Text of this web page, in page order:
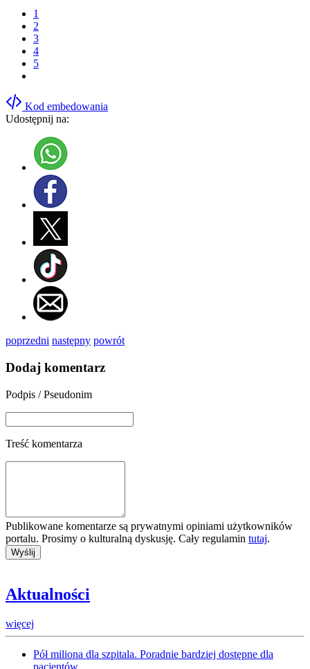
1
2
3
4
5
Kod embedowania
Udostępnij na:
poprzedni następny powrót
Dodaj komentarz
Podpis / Pseudonim
Treść komentarza
Publikowane komentarze są prywatnymi opiniami użytkowników
portalu. Prosimy o kulturalną dyskusję. Cały regulamin tutaj.
Aktualności
więcej
Pół miliona dla szpitala. Poradnie bardziej dostępne dla